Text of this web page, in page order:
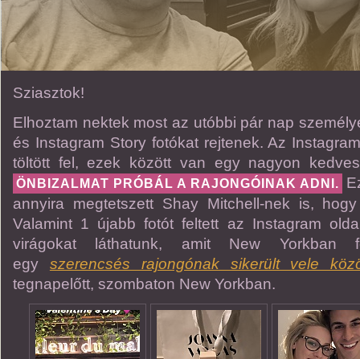
Sziasztok!
Elhoztam nektek most az utóbbi pár nap
és Instagram Story fotókat rejtenek. Az
töltött fel, ezek között van egy nagyon
ÖNBIZALMAT PRÓBÁL A RAJONGÓINAK ADNI.
annyira megtetszett Shay Mitchell-nek is,
Valamint 1 újabb fotót feltett az Instagram
virágokat láthatunk, amit New Yorkban
egy szerencsés rajongónak sikerült vele
tegnapelőtt, szombaton New Yorkban.